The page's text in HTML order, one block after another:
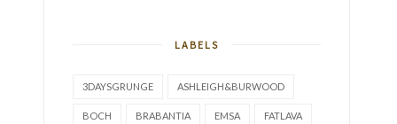
LABELS
3DAYSGRUNGE ASHLEIGH&BURWOOD
BOCH BRABANTIA EMSA FATLAVA